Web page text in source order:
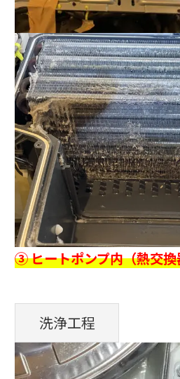
③ ヒートポンプ内（熱交
洗浄工程